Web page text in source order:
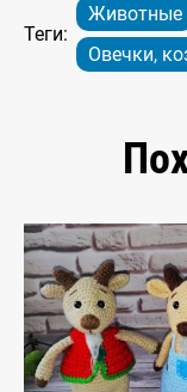
Теги:
Животные
Овечки,